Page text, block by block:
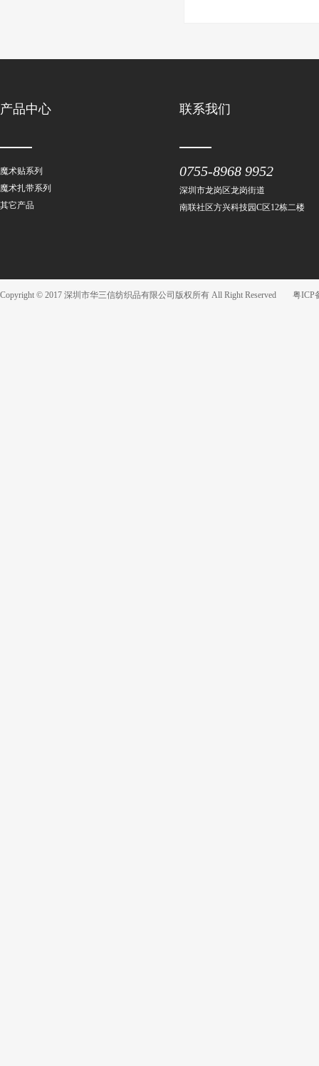
产品中心
魔术贴系列
魔术扎带系列
其它产品
联系我们
0755-8968 9952
深圳市龙岗区龙岗街道
南联社区方兴科技园C区12栋二楼
Copyright © 2017 深圳市华三信纺织品有限公司版权所有 All Right Reserved 粤ICP